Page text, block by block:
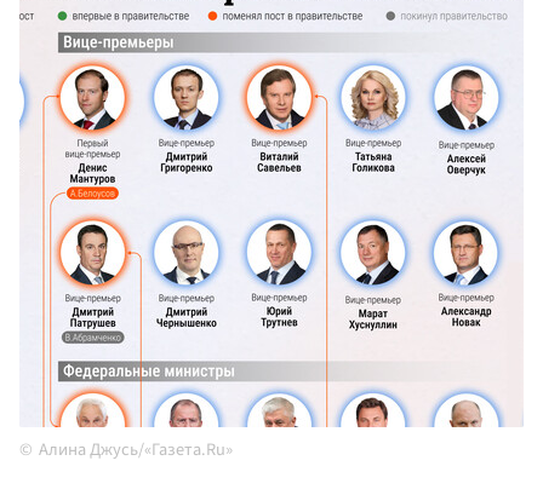
Алина Джусь/«Газета.Ru»